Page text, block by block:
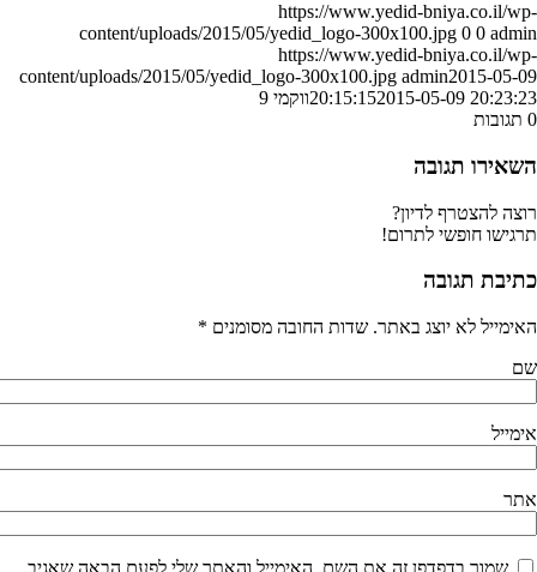
https://www.yedid-bniya.co.il/
content/uploads/2015/05/yedid_logo-300x100.jpg 0 0
https://www.yedid-bniya.co.il/
content/uploads/2015/05/yedid_logo-300x100.jpg admin2015-05-
20:15:152015-05-09
ווקמי 9
תגובות
תגובה
להצטרף לדיון?
חופשי לתרום!
תגובה
לא יוצג באתר. שדות החובה מסומנים*
שמור בדפדפן זה את השם, האימייל והאתר שלי לפעם הבאה שאגיב.